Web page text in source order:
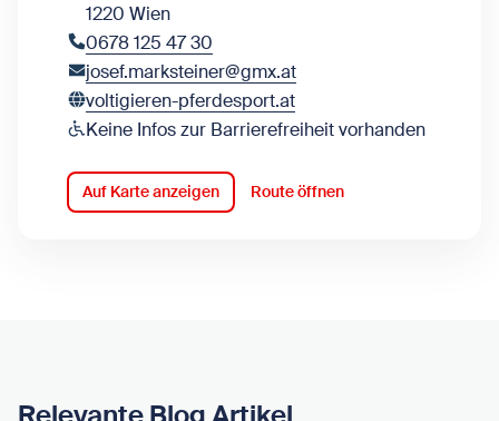
1220 Wien
0678 125 47 30
josef.marksteiner@gmx.at
voltigieren-pferdesport.at
Keine Infos zur Barrierefreiheit vorhanden
Auf Karte anzeigen Route öffnen